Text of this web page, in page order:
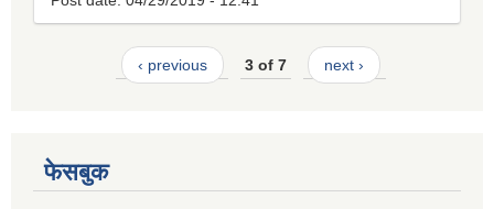
‹ previous 3 of 7 next ›
फेसबुक